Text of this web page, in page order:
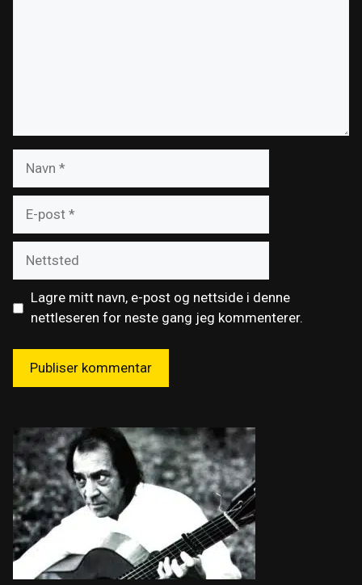
post
Lagre mitt navn, e-post og nettside i denne
nettleseren for neste gang jeg kommenterer.